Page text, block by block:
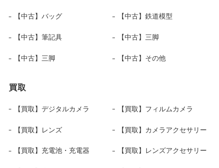
【中古】バッグ 【中古】鉄道模型
【中古】筆記具 【中古】三脚
【中古】三脚 【中古】その他
買取
【買取】デジタルカメラ 【買取】フィルムカメラ
【買取】レンズ 【買取】カメラアクセサリー
【買取】充電池・充電器 【買取】レンズアクセサリー